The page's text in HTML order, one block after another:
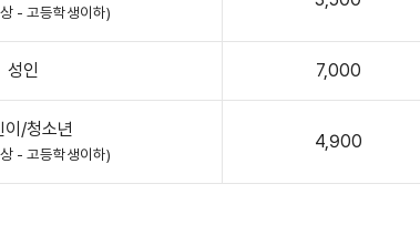
- 고등학생이하)
성인 7,000
이/청소년
- 고등학생이하)
4,900